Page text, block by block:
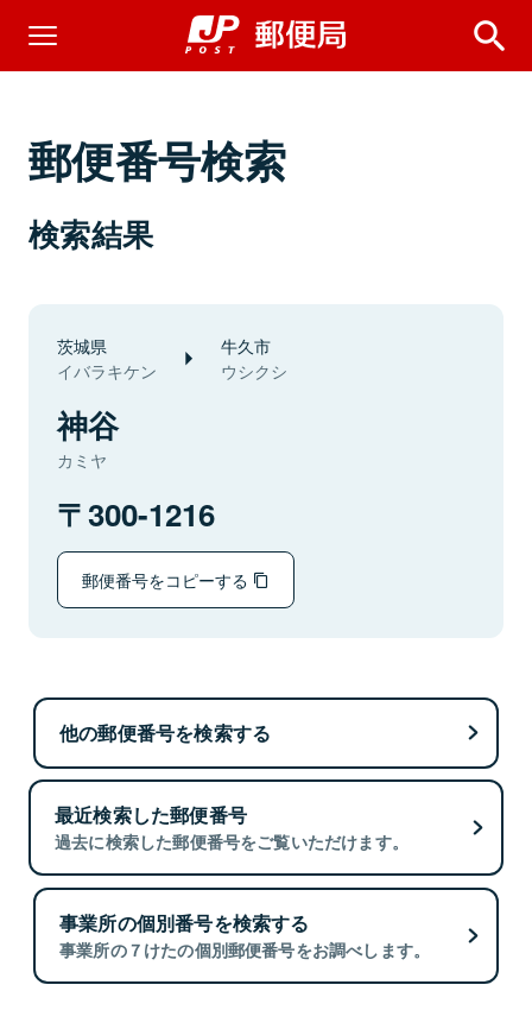
郵便番号検索
検索結果
茨城県
イバラキケン
牛久市
ウシクシ
神谷
カミヤ
300-1216
郵便番号をコピーする
他の郵便番号を検索する
最近検索した郵便番号
過去に検索した郵便番号をご覧いただけます。
事業所の個別番号を検索する
事業所の７けたの個別郵便番号をお調べします。